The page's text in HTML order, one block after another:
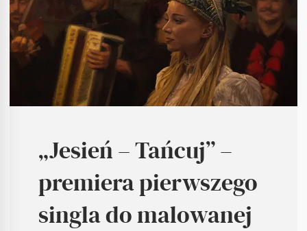
„Jesień – Tańcuj” –
premiera pierwszego
singla do malowanej